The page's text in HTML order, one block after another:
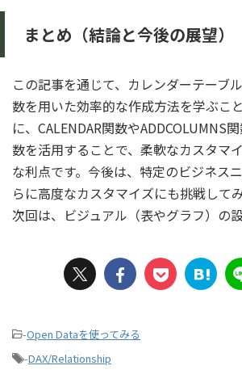
まとめ（結論と今後の展望）
この記事を通じて、カレンダーテーブ
数を用いた効率的な作成方法を学ぶこ
に、CALENDAR関数やADDCOLUMNS
数を活用することで、柔軟なカスタマ
な利点です。今後は、特定のビジネス
らに高度なカスタマイズにも挑戦して
次回は、ビジュアル（表やグラフ）の
-Open Dataを使ってみる
-DAX/Relationship